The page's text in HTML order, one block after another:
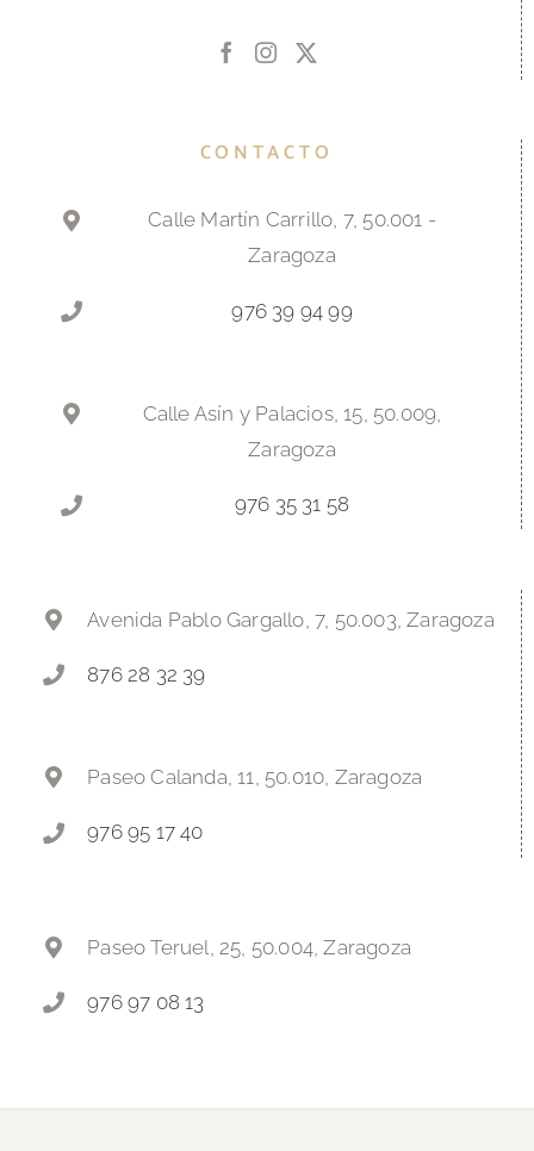
CONTACTO
Calle Martín Carrillo, 7, 50.001 -
Zaragoza
976 39 94 99
Calle Asín y Palacios, 15, 50.009,
Zaragoza
976 35 31 58
Avenida Pablo Gargallo, 7, 50.003, Zaragoza
876 28 32 39
Paseo Calanda, 11, 50.010, Zaragoza
976 95 17 40
Paseo Teruel, 25, 50.004, Zaragoza
976 97 08 13